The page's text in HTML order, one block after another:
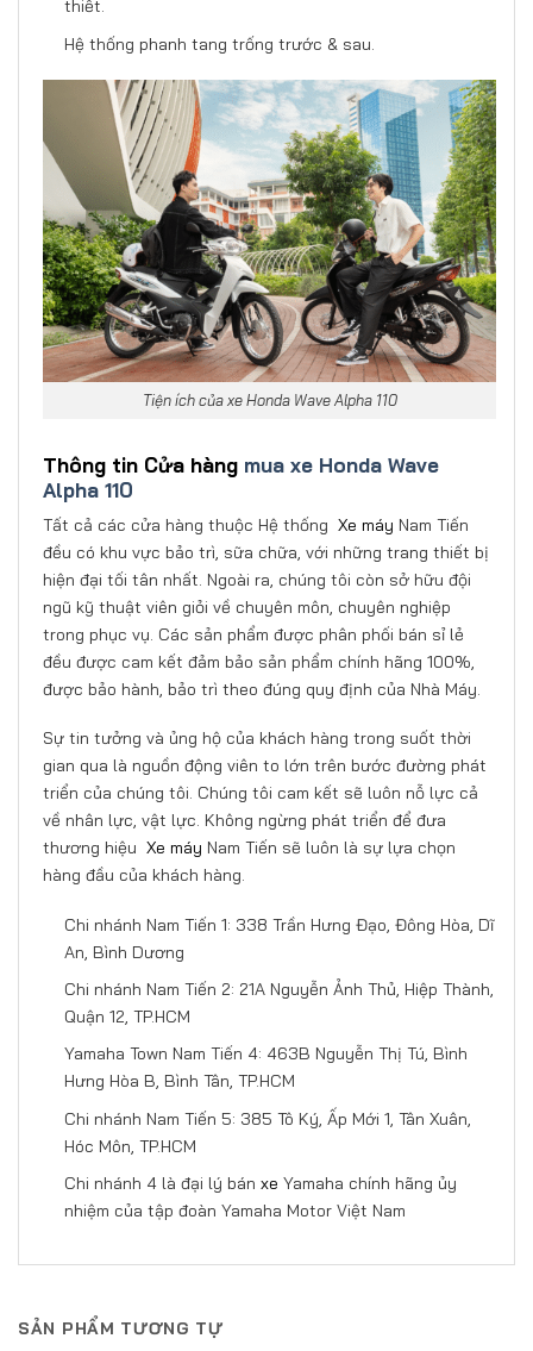
thiết.
Hệ thống phanh tang trống trước & sau.
Tiện ích của xe Honda Wave Alpha 110
Thông tin Cửa hàng mua xe Honda Wave
Alpha 110
Tất cả các cửa hàng thuộc Hệ thống Xe máy Nam Tiến
đều có khu vực bảo trì, sữa chữa, với những trang thiết bị
hiện đại tối tân nhất. Ngoài ra, chúng tôi còn sở hữu đội
ngũ kỹ thuật viên giỏi về chuyên môn, chuyên nghiệp
trong phục vụ. Các sản phẩm được phân phối bán sỉ lẻ
đều được cam kết đảm bảo sản phẩm chính hãng 100%,
được bảo hành, bảo trì theo đúng quy định của Nhà Máy.
Sự tin tưởng và ủng hộ của khách hàng trong suốt thời
gian qua là nguồn động viên to lớn trên bước đường phát
triển của chúng tôi. Chúng tôi cam kết sẽ luôn nỗ lực cả
về nhân lực, vật lực. Không ngừng phát triển để đưa
thương hiệu Xe máy Nam Tiến sẽ luôn là sự lựa chọn
hàng đầu của khách hàng.
Chi nhánh Nam Tiến 1: 338 Trần Hưng Đạo, Đông Hòa, Dĩ
An, Bình Dương
Chi nhánh Nam Tiến 2: 21A Nguyễn Ảnh Thủ, Hiệp Thành,
Quận 12, TP.HCM
Yamaha Town Nam Tiến 4: 463B Nguyễn Thị Tú, Bình
Hưng Hòa B, Bình Tân, TP.HCM
Chi nhánh Nam Tiến 5: 385 Tô Ký, Ấp Mới 1, Tân Xuân,
Hóc Môn, TP.HCM
Chi nhánh 4 là đại lý bánxe Yamaha chính hãng ủy
nhiệm của tập đoàn Yamaha Motor Việt Nam
SẢN PHẨM TƯƠNG TỰ